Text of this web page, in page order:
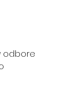
odbore